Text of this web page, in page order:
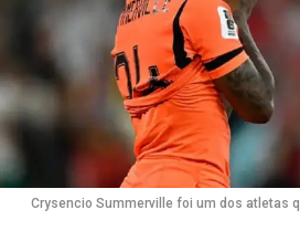
Crysencio Summerville foi um dos atletas